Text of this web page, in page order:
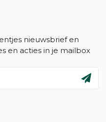
nieuwsbrief en
en acties in je mailbox